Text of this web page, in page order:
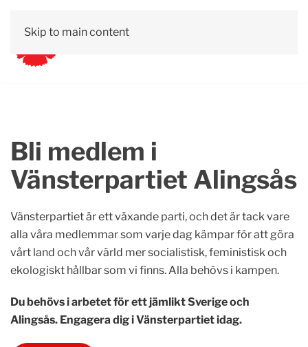
Skip to main content
Bli medlem i
Vänsterpartiet Alingsås
Vänsterpartiet är ett växande parti, och det är tack vare
alla våra medlemmar som varje dag kämpar för att göra
vårt land och vår värld mer socialistisk, feministisk och
ekologiskt hållbar som vi finns. Alla behövs i kampen.
Du behövs i arbetet för ett jämlikt Sverige och
Alingsås. Engagera dig i Vänsterpartiet idag.